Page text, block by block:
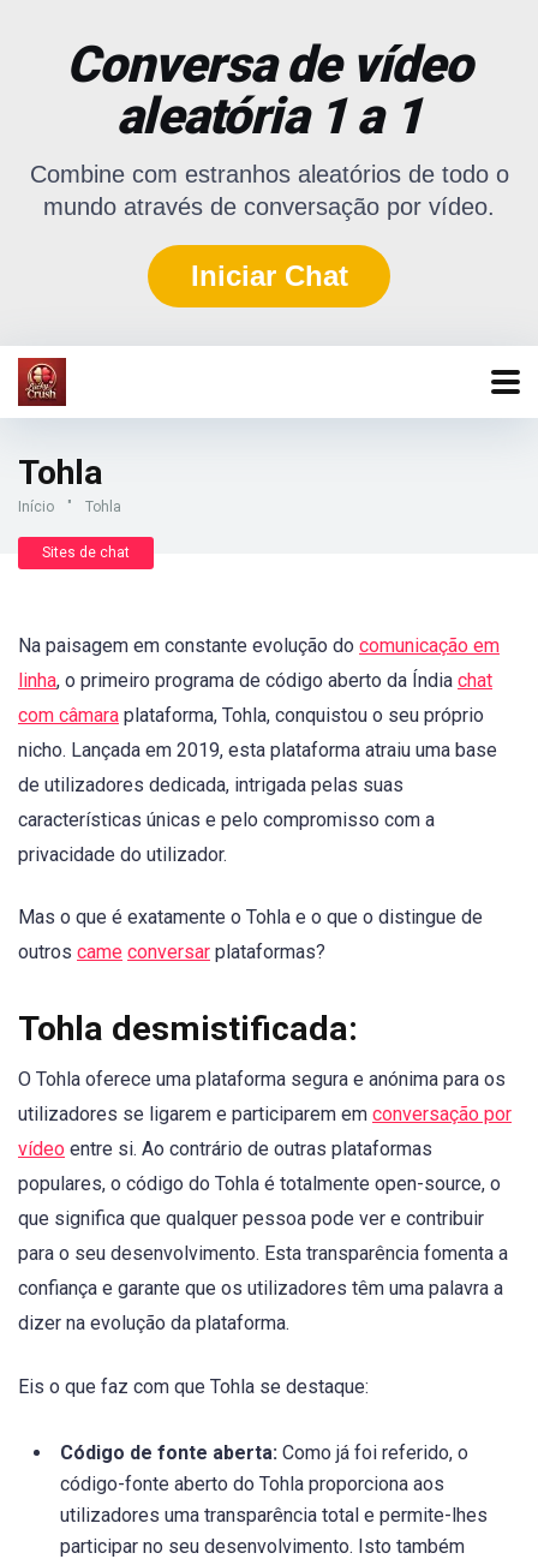
Conversa de vídeo
aleatória 1 a 1
Combine com estranhos aleatórios de todo o
mundo através de conversação por vídeo.
Iniciar Chat
Tohla
Início " Tohla
Sites de chat
Na paisagem em constante evolução do comunicação em
linha, o primeiro programa de código aberto da Índia chat
com câmara plataforma, Tohla, conquistou o seu próprio
nicho. Lançada em 2019, esta plataforma atraiu uma base
de utilizadores dedicada, intrigada pelas suas
características únicas e pelo compromisso com a
privacidade do utilizador.
Mas o que é exatamente o Tohla e o que o distingue de
outros came conversar plataformas?
Tohla desmistificada:
O Tohla oferece uma plataforma segura e anónima para os
utilizadores se ligarem e participarem em conversação por
vídeo entre si. Ao contrário de outras plataformas
populares, o código do Tohla é totalmente open-source, o
que significa que qualquer pessoa pode ver e contribuir
para o seu desenvolvimento. Esta transparência fomenta a
confiança e garante que os utilizadores têm uma palavra a
dizer na evolução da plataforma.
Eis o que faz com que Tohla se destaque:
Código de fonte aberta: Como já foi referido, o
código-fonte aberto do Tohla proporciona aos
utilizadores uma transparência total e permite-lhes
participar no seu desenvolvimento. Isto também